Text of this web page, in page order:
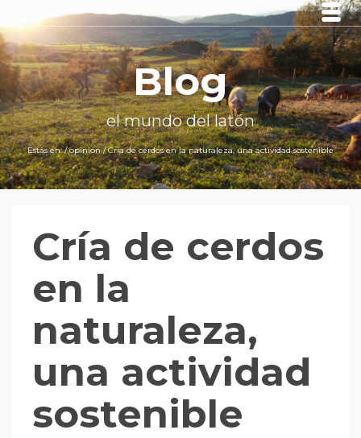
Blog
el mundo del latón
Estás en:/opinión/Cría de cerdos en la naturaleza, una actividad sostenible
Cría de cerdos
en la
naturaleza,
una actividad
sostenible